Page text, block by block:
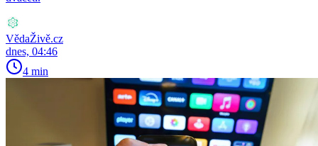
VědaŽivě.cz
dnes, 04:46
4 min